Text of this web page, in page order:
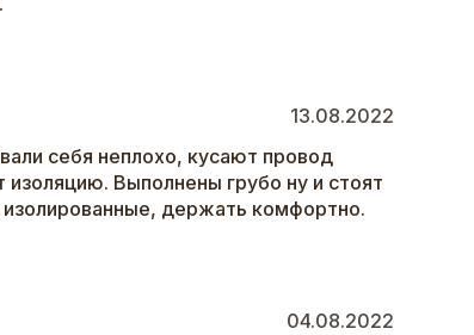
13.08.2022
себя неплохо, кусают провод
Выполнены грубо ну и стоят
изолированные, держать комфортно.
04.08.2022